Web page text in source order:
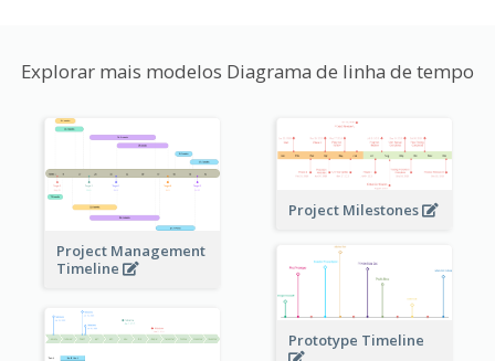
Explorar mais modelos Diagrama de linha de tempo
Project Management
Timeline
Project Milestones
Prototype Timeline